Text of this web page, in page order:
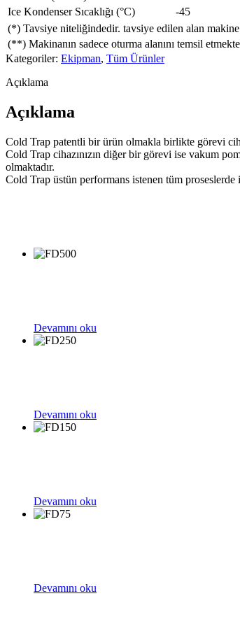
Ice Kondenser Sıcaklığı (°C)
-45
(*) Tavsiye niteliğindedir. tavsiye edilen alan makine
(**) Makinanın sadece oturma alanını temsil
Kategoriler: Ekipman, Tüm Ürünler
Açıklama
Açıklama
Cold Trap patentli bir ürün olmakla birlikte görevi
Cold Trap cihazınızın diğer bir görevi ise vakum
olmaktadır.
Cold Trap üstün performans istenen tüm proseslerde
Devamını oku
Devamını oku
Devamını oku
Devamını oku